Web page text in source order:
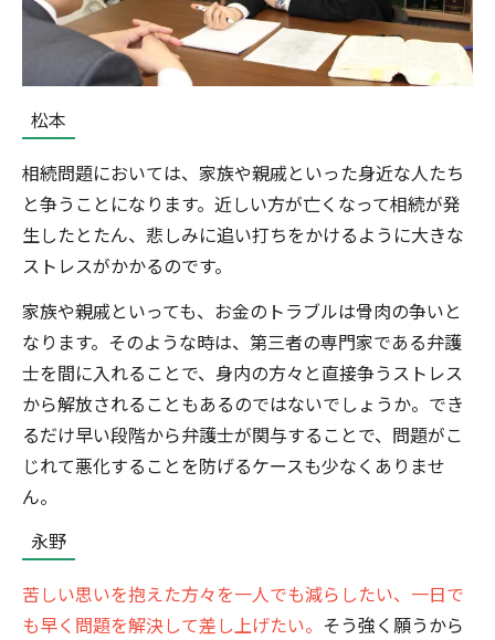
松本
相続問題においては、家族や親戚といった身近な人たち
と争うことになります。近しい方が亡くなって相続が発
生したとたん、悲しみに追い打ちをかけるように大きな
ストレスがかかるのです。
家族や親戚といっても、お金のトラブルは骨肉の争いと
なります。そのような時は、第三者の専門家である弁護
士を間に入れることで、身内の方々と直接争うストレス
から解放されることもあるのではないでしょうか。でき
るだけ早い段階から弁護士が関与することで、問題がこ
じれて悪化することを防げるケースも少なくありませ
ん。
永野
苦しい思いを抱えた方々を一人でも減らしたい、一日で
も早く問題を解決して差し上げたい。 そう強く願うから